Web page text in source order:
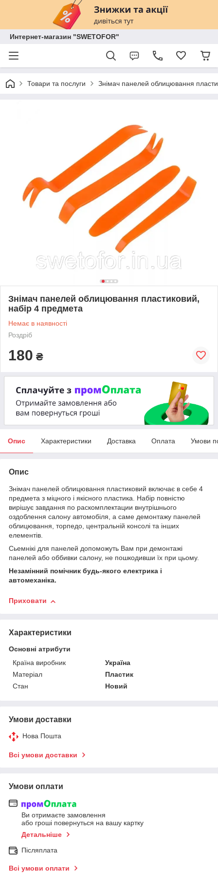
Интернет-магазин "SWETOFOR"
Товари та послуги Знімач панелей облицювання
Знімач панелей облицювання пластиковий,
набір 4 предмета
Немає в наявності
Роздріб
180 ₴
Опис Характеристики Доставка Оплата Умови
Опис
Знімач панелей облицювання пластиковий включає в себе 4
предмета з міцного і якісного пластика. Набір повністю
вирішує завдання по раскомплектации внутрішнього
оздоблення салону автомобіля, а саме демонтажу панелей
облицювання, торпедо, центральній консолі та інших
елементів.
Сьемнікі для панелей допоможуть Вам при демонтажі
панелей або оббивки салону, не пошкодивши їх при цьому.
Незамінний помічник будь-якого електрика і
автомеханіка.
Приховати
Характеристики
Основні атрибути
Країна виробник
Україна
Матеріал
Пластик
Стан
Новий
Умови доставки
Нова Пошта
Всі умови доставки
Умови оплати
Ви отримаєте замовлення
або гроші повернуться на вашу картку
Детальніше
Післяплата
Всі умови оплати